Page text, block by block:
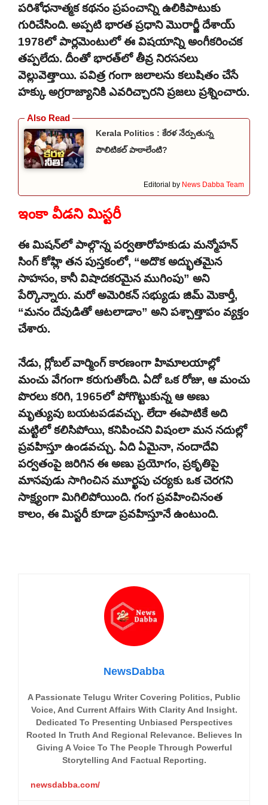
పరిశోధనాత్మక కథనం ప్రపంచాన్ని ఉలికిపాటుకు
గురిచేసింది. అప్పటి భారత ప్రధాని మొరార్జీ దేశాయ్
1978లో పార్లమెంటులో ఈ విషయాన్ని అంగీకరించక
తప్పలేదు. దీంతో భారత్‌లో తీవ్ర నిరసనలు
వెల్లువెత్తాయి. పవిత్ర గంగా జలాలను కలుషితం చేసే
హక్కు అగ్రరాజ్యానికి ఎవరిచ్చారని ప్రజలు ప్రశ్నించారు.
Kerala Politics : కేరళ నేర్పుతున్న
పొలిటికల్ పాఠాలేంటి?
Editorial by News Dabba Team
ఇంకా వీడని మిస్టరీ
ఈ మిషన్‌లో పాల్గొన్న పర్వతారోహకుడు మన్మోహన్
సింగ్ కోహ్లి తన పుస్తకంలో, “అదొక అద్భుతమైన
సాహసం, కానీ విషాదకరమైన ముగింపు” అని
పేర్కొన్నారు. మరో అమెరికన్ సభ్యుడు జిమ్ మెకార్తీ,
“మనం దేవుడితో ఆటలాడాం” అని పశ్చాత్తాపం వ్యక్తం
చేశారు.
నేడు, గ్లోబల్ వార్మింగ్ కారణంగా హిమాలయాల్లో
మంచు వేగంగా కరుగుతోంది. ఏదో ఒక రోజు, ఆ మంచు
పొరలు కరిగి, 1965లో పోగొట్టుకున్న ఆ అణు
మృత్యువు బయటపడవచ్చు. లేదా ఈపాటికే అది
మట్టిలో కలిసిపోయి, కనిపించని విషంలా మన నదుల్లో
ప్రవహిస్తూ ఉండవచ్చు. ఏది ఏమైనా, నందాదేవి
పర్వతంపై జరిగిన ఈ అణు ప్రయోగం, ప్రకృతిపై
మానవుడు సాగించిన మూర్ఖపు చర్యకు ఒక చెరగని
సాక్ష్యంగా మిగిలిపోయింది. గంగ ప్రవహించినంత
కాలం, ఈ మిస్టరీ కూడా ప్రవహిస్తూనే ఉంటుంది.
NewsDabba
A Passionate Telugu Writer Covering Politics, Public
Voice, And Current Affairs With Clarity And Insight.
Dedicated To Presenting Unbiased Perspectives
Rooted In Truth And Regional Relevance. Believes In
Giving A Voice To The People Through Powerful
Storytelling And Factual Reporting.
newsdabba.com/